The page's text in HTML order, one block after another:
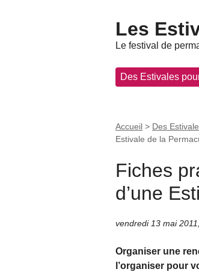
Les
Le festival de
Des Estivales
Accueil > Des
Estivale de la
Fiches
d’une
vendredi 13 mai 2011
Organiser une
l’organiser pour